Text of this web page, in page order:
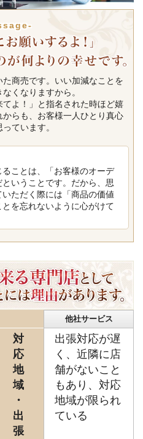
商売です。いい加減なことを
くなりますから。
よ！」と指名された時ほど嬉
らも、お客様一人ひとり真心
ています。
ことは、「お客様のオーデ
いうことです。だから、思
ただく際には「商品の価値
を忘れないように心がけて
他社サービス
対
応
地
域
・
出
張
出張対応が遅
く、近隣に店
舗がないこと
もあり、対応
地域が限られ
ている